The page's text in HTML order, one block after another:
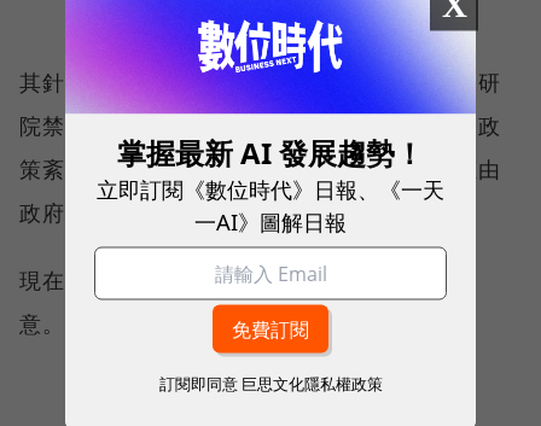
其針對採購中國電信設備、連結中國網站、工研
院禁用華為手機展開討論，並認為政府的資安政
策紊亂，不應由行政院資安處長出面說明，應由
政府資安長出面。
現在行政院指派陳其邁為資安長，頗有回應之
意。
掌握最新 AI 發展趨勢！
立即訂閱《數位時代》日報、《一天
一AI》圖解日報
訂閱即同意 巨思文化隱私權政策